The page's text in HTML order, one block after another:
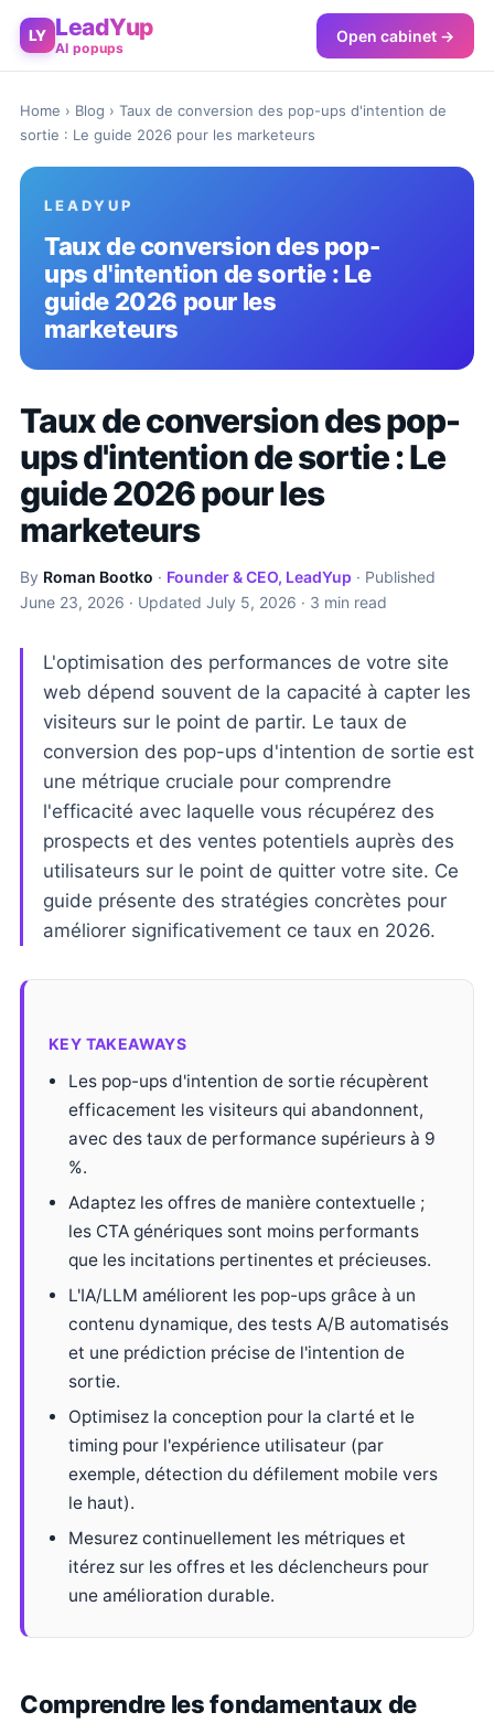
LY LeadYup
AI popups
Open cabinet →
Home › Blog › Taux de conversion des pop-ups d'intention de
sortie : Le guide 2026 pour les marketeurs
LEADYUP
Taux de conversion des pop-
ups d'intention de sortie : Le
guide 2026 pour les
marketeurs
Taux de conversion des pop-
ups d'intention de sortie : Le
guide 2026 pour les
marketeurs
By Roman Bootko · Founder & CEO, LeadYup · Published
June 23, 2026 · Updated July 5, 2026 · 3 min read
L'optimisation des performances de votre site
web dépend souvent de la capacité à capter les
visiteurs sur le point de partir. Le taux de
conversion des pop-ups d'intention de sortie est
une métrique cruciale pour comprendre
l'efficacité avec laquelle vous récupérez des
prospects et des ventes potentiels auprès des
utilisateurs sur le point de quitter votre site. Ce
guide présente des stratégies concrètes pour
améliorer significativement ce taux en 2026.
KEY TAKEAWAYS
Les pop-ups d'intention de sortie récupèrent
efficacement les visiteurs qui abandonnent,
avec des taux de performance supérieurs à 9
%.
Adaptez les offres de manière contextuelle ;
les CTA génériques sont moins performants
que les incitations pertinentes et précieuses.
L'IA/LLM améliorent les pop-ups grâce à un
contenu dynamique, des tests A/B automatisés
et une prédiction précise de l'intention de
sortie.
Optimisez la conception pour la clarté et le
timing pour l'expérience utilisateur (par
exemple, détection du défilement mobile vers
le haut).
Mesurez continuellement les métriques et
itérez sur les offres et les déclencheurs pour
une amélioration durable.
Comprendre les fondamentaux de